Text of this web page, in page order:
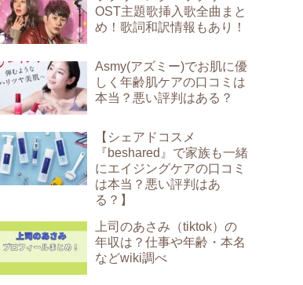
OST主題歌挿入歌全曲まと
め！歌詞和訳情報もあり！
Asmy(アズミー)でお肌に優
しく年齢肌ケアの口コミは
本当？悪い評判はある？
【シェアドコスメ
『beshared』で家族も一緒
にエイジングケアの口コミ
は本当？悪い評判はあ
る？】
上司のあさみ（tiktok）の
年収は？仕事や年齢・本名
などwiki調べ